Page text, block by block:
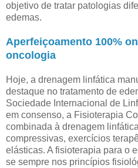
objetivo de tratar patologias
edemas.
Aperfeiçoamento 100%
oncologia
Hoje, a drenagem linfática
destaque no tratamento de
Sociedade Internacional de
em consenso, a Fisioterapia
combinada à drenagem
compressivas, exercícios
elásticas. A fisioterapia para o
se sempre nos princípios